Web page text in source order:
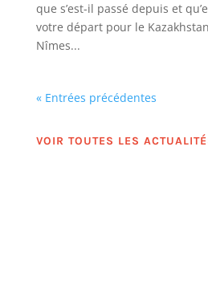
que s’est-il passé depuis et
votre départ pour le
Nîmes...
« Entrées précédentes
VOIR TOUTES LES